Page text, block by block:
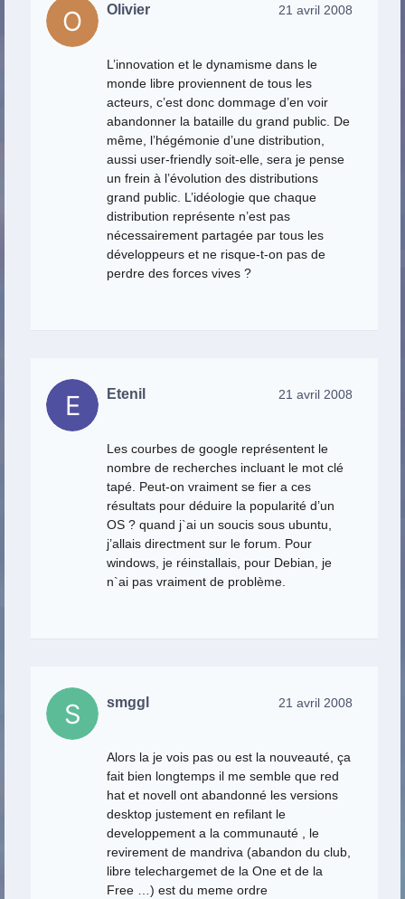
Olivier 21 avril 2008
L’innovation et le dynamisme dans le
monde libre proviennent de tous les
acteurs, c’est donc dommage d’en voir
abandonner la bataille du grand public. De
même, l’hégémonie d’une distribution,
aussi user-friendly soit-elle, sera je pense
un frein à l’évolution des distributions
grand public. L’idéologie que chaque
distribution représente n’est pas
nécessairement partagée par tous les
développeurs et ne risque-t-on pas de
perdre des forces vives ?
Etenil 21 avril 2008
Les courbes de google représentent le
nombre de recherches incluant le mot clé
tapé. Peut-on vraiment se fier a ces
résultats pour déduire la popularité d’un
OS ? quand j`ai un soucis sous ubuntu,
j’allais directment sur le forum. Pour
windows, je réinstallais, pour Debian, je
n`ai pas vraiment de problème.
smggl 21 avril 2008
Alors la je vois pas ou est la nouveauté, ça
fait bien longtemps il me semble que red
hat et novell ont abandonné les versions
desktop justement en refilant le
developpement a la communauté , le
revirement de mandriva (abandon du club,
libre telechargemet de la One et de la
Free …) est du meme ordre